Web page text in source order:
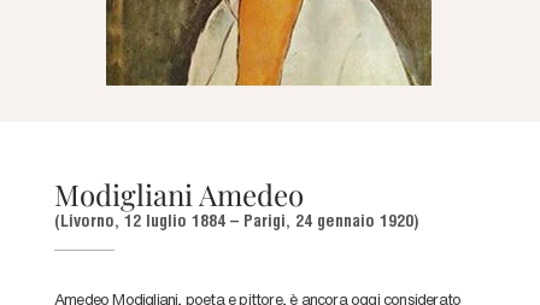
Modigliani Amedeo
(Livorno, 12 luglio 1884 – Parigi, 24 gennaio 1920)
Amedeo Modigliani, poeta e pittore, è ancora oggi considerato